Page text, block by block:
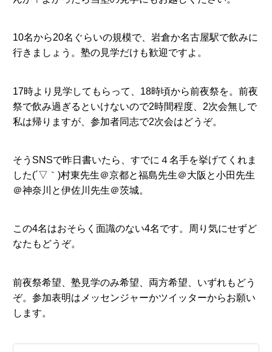
10名から20名ぐらいの規模で、岩倉か名古屋駅で飲みに
行きましょう。塾の見学だけも歓迎ですよ。
17時より見学してもらって、18時頃から前夜祭を。前夜
祭で飲み過ぎるといけないので2時間程度、2次会無しで
私は帰りますが、参加者同志で2次会はどうぞ。
そうSNSで昨日書いたら、すでに４名手を挙げてくれま
した(´▽｀)村東先生＠京都と福島先生＠大阪と小田先生
＠神奈川と伊佐川先生＠茨城。
この4名はおそらく面識のない4名です。周り気にせずど
なたもどうぞ。
前夜祭希望、塾見学のみ希望、両方希望、いずれもどう
ぞ。参加表明はメッセンジャーかツイッターからお願い
します。